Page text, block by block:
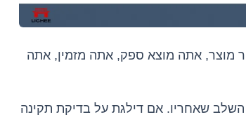
מוצר, אתה מוצא ספק, אתה מזמין, אתה
שאחריו. אם דילגת על בדיקת תקינה